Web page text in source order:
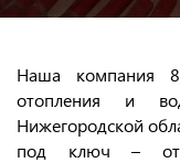
Наша компания
отопления и
Нижегородской
под ключ – от